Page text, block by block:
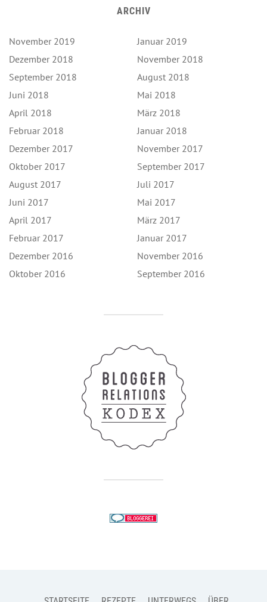
ARCHIV
November 2019
Januar 2019
Dezember 2018
November 2018
September 2018
August 2018
Juni 2018
Mai 2018
April 2018
März 2018
Februar 2018
Januar 2018
Dezember 2017
November 2017
Oktober 2017
September 2017
August 2017
Juli 2017
Juni 2017
Mai 2017
April 2017
März 2017
Februar 2017
Januar 2017
Dezember 2016
November 2016
Oktober 2016
September 2016